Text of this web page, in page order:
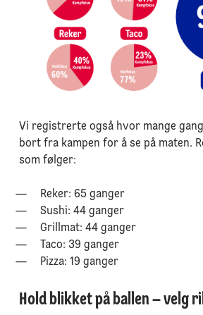
Vi registrerte også hvor mange
bort fra kampen for å se på maten.
som følger:
Reker: 65 ganger
Sushi: 44 ganger
Grillmat: 44 ganger
Taco: 39 ganger
Pizza: 19 ganger
Hold blikket på ballen – velg